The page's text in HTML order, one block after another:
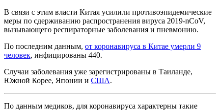
В связи с этим власти Китая усилили противоэпидемические
меры по сдерживанию распространения вируса 2019-nCoV,
вызывающего респираторные заболевания и пневмонию.
По последним данным, от коронавируса в Китае умерли 9
человек, инфицированы 440.
Случаи заболевания уже зарегистрированы в Таиланде,
Южной Корее, Японии и США.
По данным медиков, для коронавируса характерны такие